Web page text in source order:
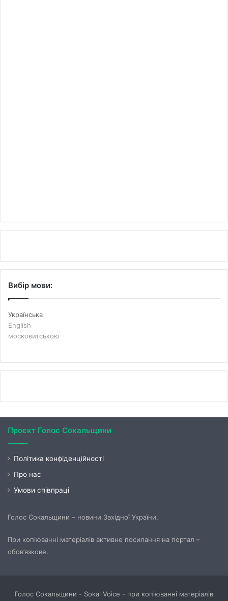
Вибір мови:
Українська
English
московитською
Проєкт Голос Сокальщини
Політика конфіденційності
Про нас
Умови співпраці
Голос Сокальщини – новини Західної України.
При копіюванні матеріалів активне посилання на портал –
обов’язкове.
Голос Сокальщини - Sokal Voice - при копіюванні матеріалів